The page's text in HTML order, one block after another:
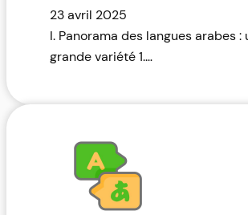
23 avril 2025
I. Panorama des langues arabes :
grande variété 1.…